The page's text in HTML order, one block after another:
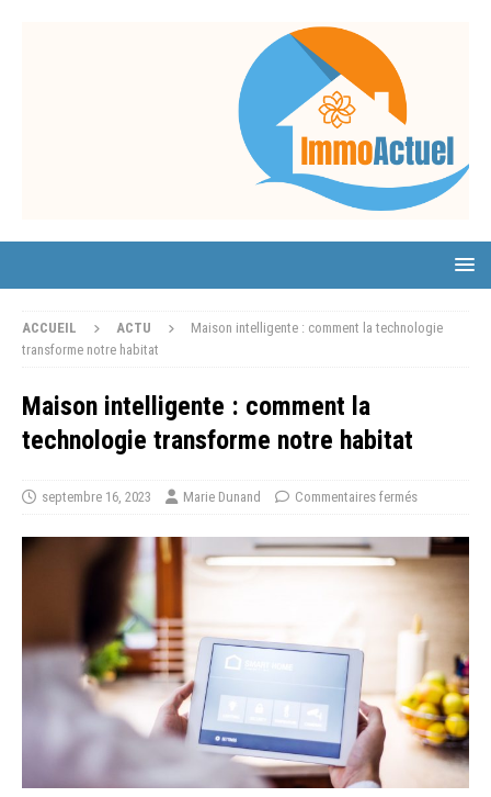
ACCUEIL ACTU
Maison intelligente : comment la technologie
transforme notre habitat
Maison intelligente : comment la
technologie transforme notre habitat
septembre 16, 2023 Marie Dunand Commentaires fermés